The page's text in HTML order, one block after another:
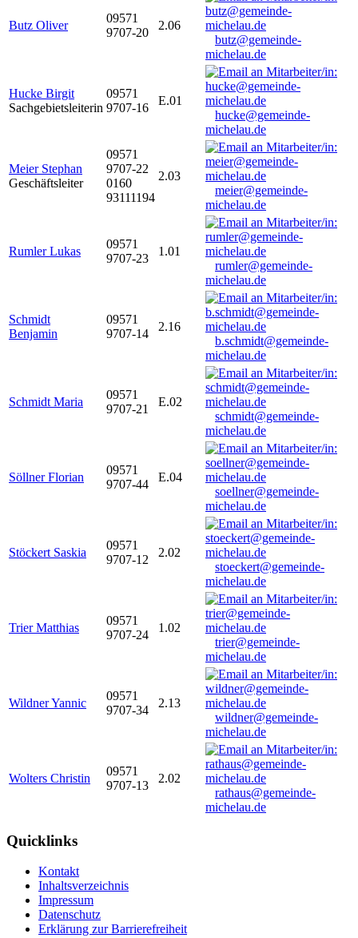
Butz Oliver
09571
9707-20
2.06
butz@gemeinde-
michelau.de
Hucke Birgit
Sachgebietsleiterin
09571
9707-16
E.01
hucke@gemeinde-
michelau.de
Meier Stephan
Geschäftsleiter
09571
9707-22
0160
93111194
2.03
meier@gemeinde-
michelau.de
Rumler Lukas
09571
9707-23
1.01
rumler@gemeinde-
michelau.de
Schmidt
Benjamin
09571
9707-14
2.16
b.schmidt@gemeinde-
michelau.de
Schmidt Maria
09571
9707-21
E.02
schmidt@gemeinde-
michelau.de
Söllner Florian
09571
9707-44
E.04
soellner@gemeinde-
michelau.de
Stöckert Saskia
09571
9707-12
2.02
stoeckert@gemeinde-
michelau.de
Trier Matthias
09571
9707-24
1.02
trier@gemeinde-
michelau.de
Wildner Yannic
09571
9707-34
2.13
wildner@gemeinde-
michelau.de
Wolters Christin
09571
9707-13
2.02
rathaus@gemeinde-
michelau.de
Quicklinks
Kontakt
Inhaltsverzeichnis
Impressum
Datenschutz
Erklärung zur Barrierefreiheit